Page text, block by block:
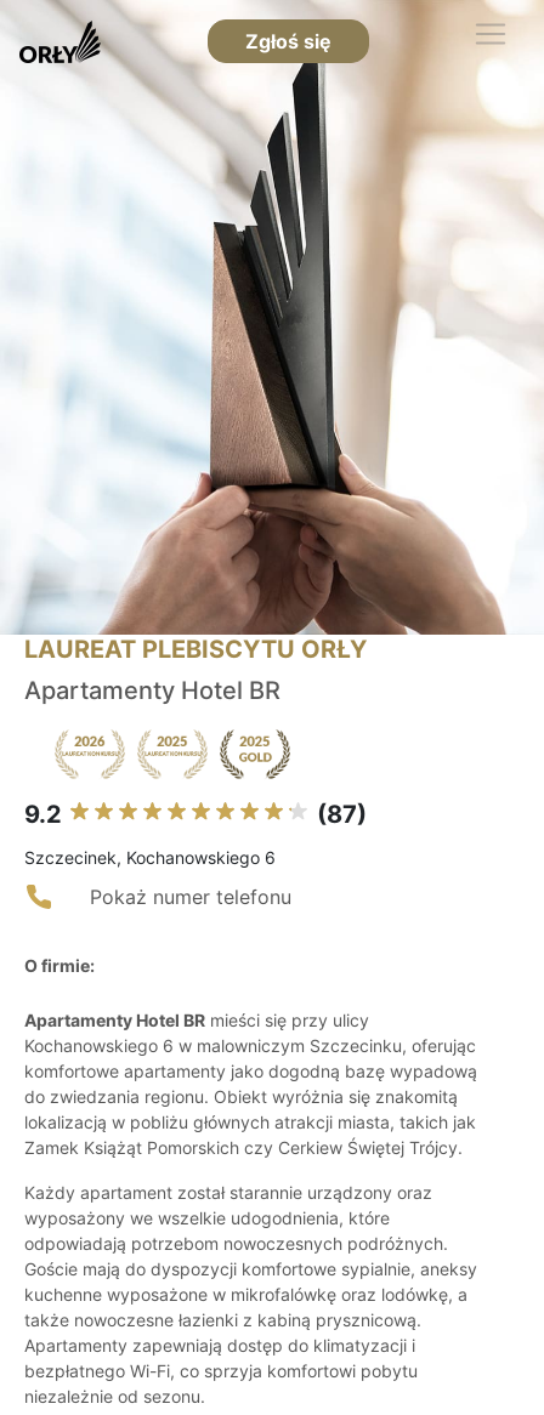
Zgłoś się
LAUREAT PLEBISCYTU ORŁY
Apartamenty Hotel BR
9.2 (87)
Szczecinek, Kochanowskiego 6
Pokaż numer telefonu
O firmie:
Apartamenty Hotel BR mieści się przy ulicy
Kochanowskiego 6 w malowniczym Szczecinku, oferując
komfortowe apartamenty jako dogodną bazę wypadową
do zwiedzania regionu. Obiekt wyróżnia się znakomitą
lokalizacją w pobliżu głównych atrakcji miasta, takich jak
Zamek Książąt Pomorskich czy Cerkiew Świętej Trójcy.
Każdy apartament został starannie urządzony oraz
wyposażony we wszelkie udogodnienia, które
odpowiadają potrzebom nowoczesnych podróżnych.
Goście mają do dyspozycji komfortowe sypialnie, aneksy
kuchenne wyposażone w mikrofalówkę oraz lodówkę, a
także nowoczesne łazienki z kabiną prysznicową.
Apartamenty zapewniają dostęp do klimatyzacji i
bezpłatnego Wi-Fi, co sprzyja komfortowi pobytu
niezależnie od sezonu.